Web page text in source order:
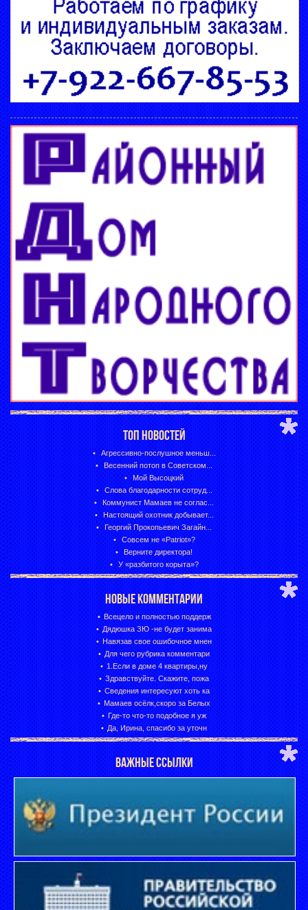
ТОП НОВОСТЕЙ
Агрессивно-послушное меньш...
Весенний потоп в Советском...
Мой Высоцкий
Слова благодарности сотруд...
Коммунист Мамаев не соглас...
Настоящий охотник добывает...
Георгий Прокопьевич Загайн...
Совсем не «Patriot»?
Верните директора!
У «разбитого корыта»?
НОВЫЕ КОММЕНТАРИИ
Всецело и полностью поддерж
Дядюшка ЗЮ -не будет занима
Навязав свое ошибочное мнен
Для чего рубрика комментари
1.Если в доме 4 квартиры,ну
Здравствуйте. Скажите, пожа
Сведения интересуют хоть ка
Мамаев осёлк,скоро за Белых
Где-то что-то подобное я уж
Да, Ирина, спасибо за уточн
ВАЖНЫЕ ССЫЛКИ